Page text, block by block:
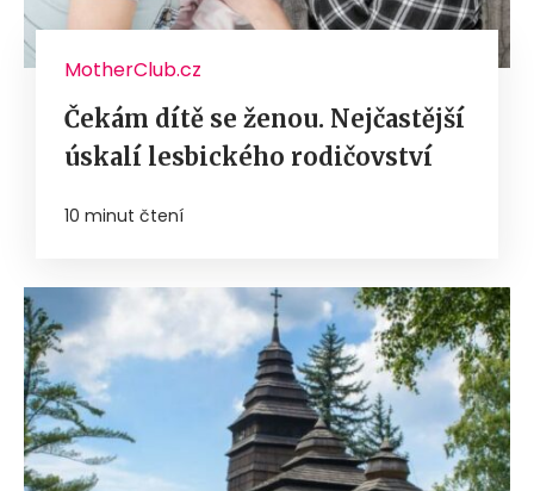
MotherClub.cz
Čekám dítě se ženou. Nejčastější
úskalí lesbického rodičovství
10 minut čtení